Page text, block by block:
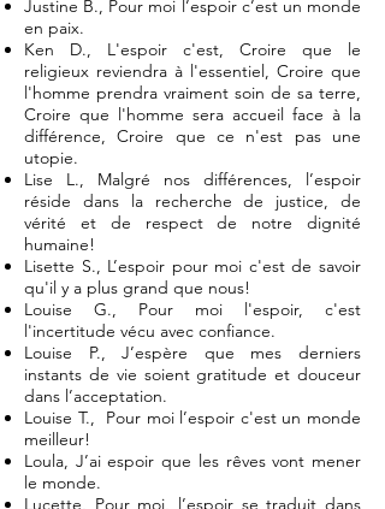
Justine B., Pour moi l’espoir c’est un monde
en paix.
Ken D., L'espoir c'est, Croire que le
religieux reviendra à l'essentiel, Croire que
l'homme prendra vraiment soin de sa terre,
Croire que l'homme sera accueil face à la
différence, Croire que ce n'est pas une
utopie.
Lise L., Malgré nos différences, l’espoir
réside dans la recherche de justice, de
vérité et de respect de notre dignité
humaine!
Lisette S., L’espoir pour moi c'est de savoir
qu'il y a plus grand que nous!
Louise G., Pour moi l'espoir, c'est
l'incertitude vécu avec confiance.
Louise P., J’espère que mes derniers
instants de vie soient gratitude et douceur
dans l’acceptation.
Louise T., Pour moi l’espoir c'est un monde
meilleur!
Loula, J’ai espoir que les rêves vont mener
le monde.
Lucette, Pour moi, l’espoir se traduit dans